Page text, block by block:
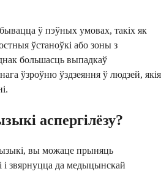
ў пэўных умовах, такіх як
ўстаноўкі або зоны з
большасць выпадкаў
ўзроўню ўздзеяння ў людзей, якія
аспергілёзу?
вы можаце прыняць
і звярнуцца да медыцынскай